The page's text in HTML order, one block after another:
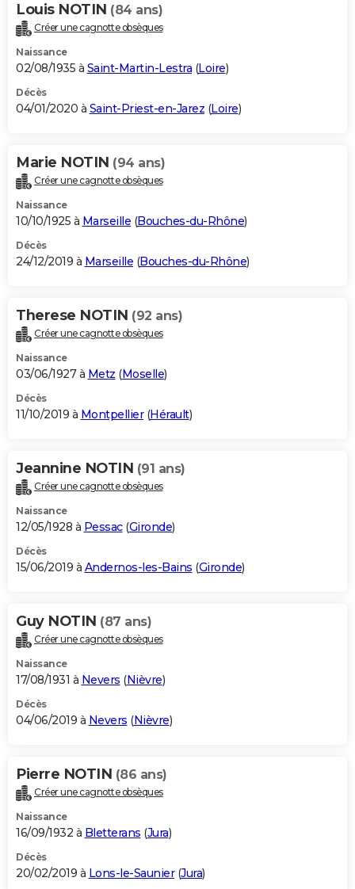
Louis NOTIN (84 ans)
Créer une cagnotte obsèques
Naissance
02/08/1935 à Saint-Martin-Lestra (Loire)
Décès
04/01/2020 à Saint-Priest-en-Jarez (Loire)
Marie NOTIN (94 ans)
Créer une cagnotte obsèques
Naissance
10/10/1925 à Marseille (Bouches-du-Rhône)
Décès
24/12/2019 à Marseille (Bouches-du-Rhône)
Therese NOTIN (92 ans)
Créer une cagnotte obsèques
Naissance
03/06/1927 à Metz (Moselle)
Décès
11/10/2019 à Montpellier(Hérault)
Jeannine NOTIN (91 ans)
Créer une cagnotte obsèques
Naissance
12/05/1928 à Pessac(Gironde)
Décès
15/06/2019 à Andernos-les-Bains (Gironde)
Guy NOTIN (87 ans)
Créer une cagnotte obsèques
Naissance
17/08/1931 à Nevers (Nièvre)
Décès
04/06/2019 à Nevers (Nièvre)
Pierre NOTIN (86 ans)
Créer une cagnotte obsèques
Naissance
16/09/1932 à Bletterans (Jura)
Décès
20/02/2019 à Lons-le-Saunier(Jura)